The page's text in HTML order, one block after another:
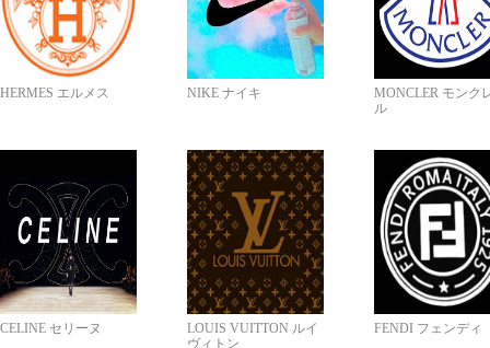
HERMES エルメス NIKE ナイキ
MONCLER モンク
ル
CELINE セリーヌ
LOUIS VUITTON ルイ
ヴィトン
FENDI フェンディ